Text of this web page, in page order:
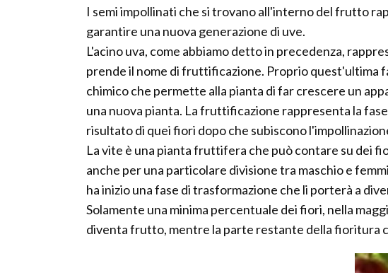
I semi impollinati che si trovano all'interno del frutto
garantire una nuova generazione di uve.
L'acino uva, come abbiamo detto in precedenza,
prende il nome di fruttificazione. Proprio quest'ultima
chimico che permette alla pianta di far crescere un
una nuova pianta. La fruttificazione rappresenta la
risultato di quei fiori dopo che subiscono
La vite è una pianta fruttifera che può contare su dei
anche per una particolare divisione tra maschio e
ha inizio una fase di trasformazione che li porterà a
Solamente una minima percentuale dei fiori, nella
diventa frutto, mentre la parte restante della fioritura